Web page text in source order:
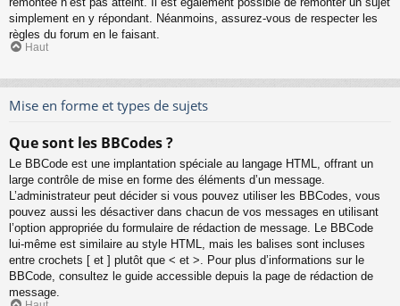
simplement en y répondant. Néanmoins, assurez-vous de respecter les
règles du forum en le faisant.
Haut
Mise en forme et types de sujets
Que sont les BBCodes ?
Le BBCode est une implantation spéciale au langage HTML, offrant un
large contrôle de mise en forme des éléments d’un message.
L’administrateur peut décider si vous pouvez utiliser les BBCodes, vous
pouvez aussi les désactiver dans chacun de vos messages en utilisant
l’option appropriée du formulaire de rédaction de message. Le BBCode
lui-même est similaire au style HTML, mais les balises sont incluses
entre crochets [ et ] plutôt que < et >. Pour plus d’informations sur le
BBCode, consultez le guide accessible depuis la page de rédaction de
message.